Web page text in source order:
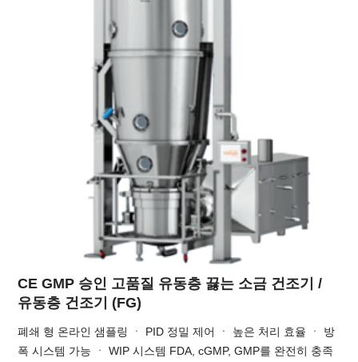
CE GMP 승인 고품질 유동층 끓는 소금 건조기 /
유동층 건조기 (FG)
폐쇄 형 온라인 샘플링 ㆍ PID 정밀 제어 ㆍ 높은 처리 효율 ㆍ 방
폭 시스템 가능 ㆍ WIP 시스템 FDA, cGMP, GMP를 완전히 충족